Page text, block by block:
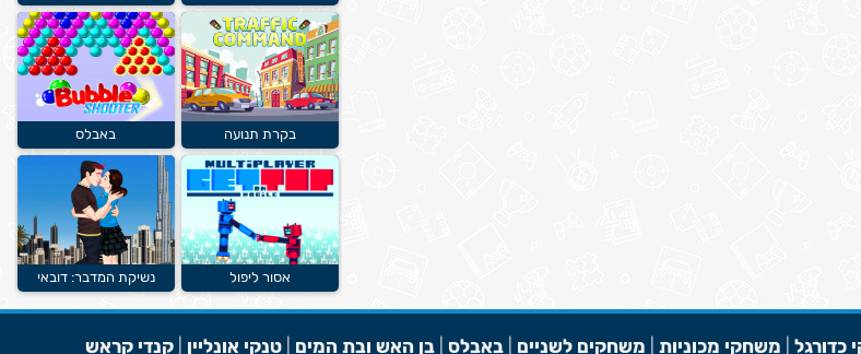
בקרת תנועה באבלס
אסור ליפול נשיקת המדבר: דובאי
כדורגל משחקי מכוניות משחקים לשניים באבלס בן האש ובת המים טנקי אונליין קנדי קראש